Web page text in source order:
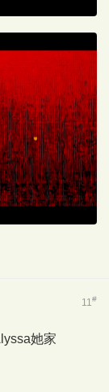
11 #
她家